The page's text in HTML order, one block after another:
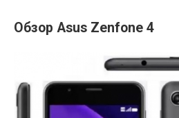
Обзор Asus Zenfone 4